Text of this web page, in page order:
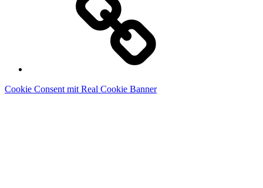
Cookie Consent mit Real Cookie Banner